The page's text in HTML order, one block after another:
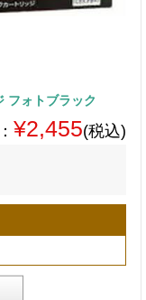
フォトブラック
¥2,455(税込)